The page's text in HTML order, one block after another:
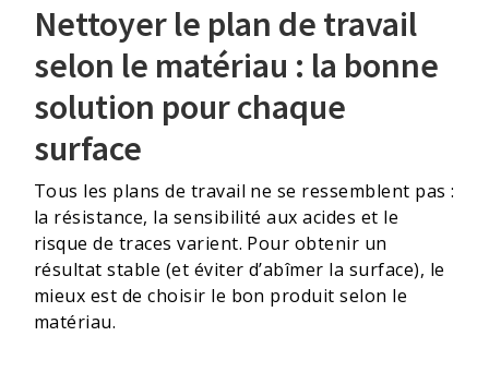
Nettoyer le plan de travail
selon le matériau : la bonne
solution pour chaque
surface
Tous les plans de travail ne se ressemblent pas :
la résistance, la sensibilité aux acides et le
risque de traces varient. Pour obtenir un
résultat stable (et éviter d’abîmer la surface), le
mieux est de choisir le bon produit selon le
matériau.